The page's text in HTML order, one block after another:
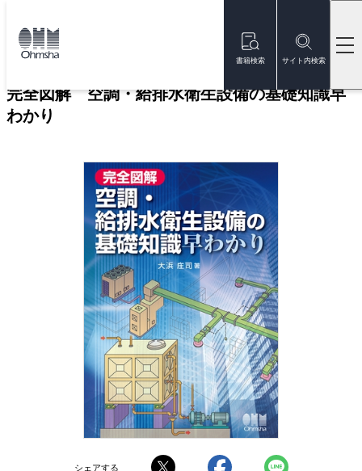
書籍検索 サイト内検索
トップ
完全図解 空調・給排水衛生設備の基礎知識早
わかり
シェアする